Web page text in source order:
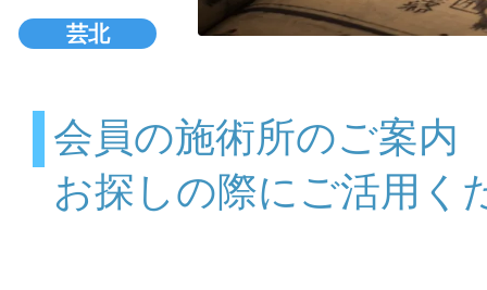
芸北
会員の施術所のご案内
お探しの際にご活用く